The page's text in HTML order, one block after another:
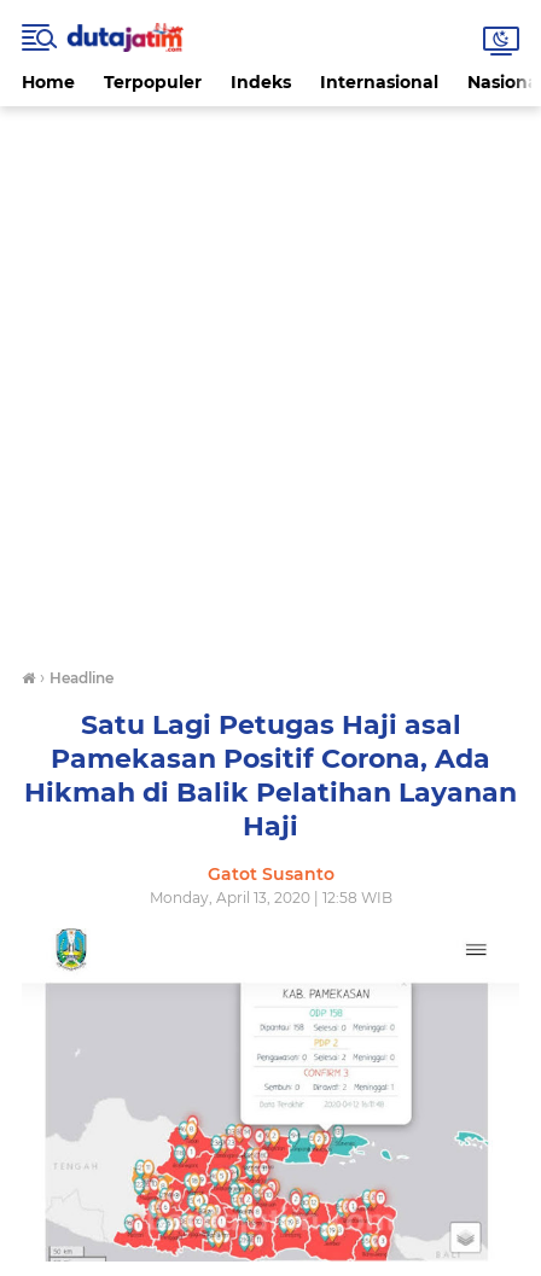
Home Terpopuler Indeks Internasional
› Headline
Satu Lagi Petugas Haji asal
Pamekasan Positif Corona, Ada
Hikmah di Balik Pelatihan Layanan
Haji
Gatot Susanto
Monday, April 13, 2020 | 12:58 WIB